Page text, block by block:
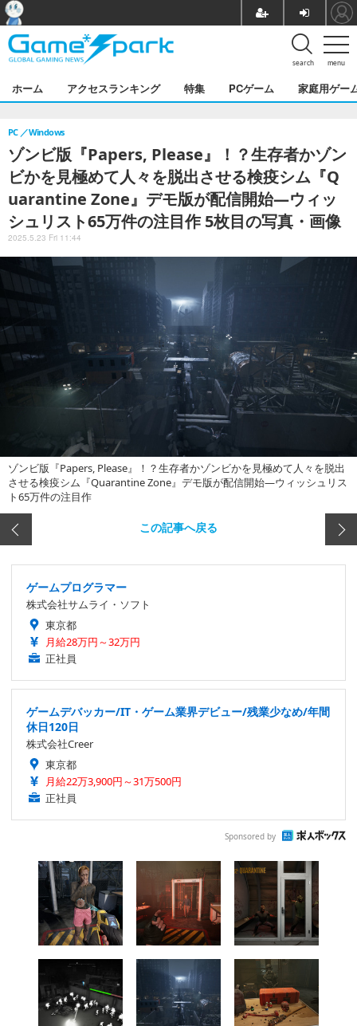
menu
search
ホーム アクセスランキング 特集 PCゲーム 家庭用ゲー
ゾンビ版『Papers, Please』！？生存者かゾン
ビかを見極めて人々を脱出させる検疫シム『Q
uarantine Zone』デモ版が配信開始―ウィッ
シュリスト65万件の注目作 5枚目の写真・画像
PC Windows
2025.5.23 Fri 11:44
ゾンビ版『Papers, Please』！？生存者かゾンビかを見極めて人々を脱出
させる検疫シム『Quarantine Zone』デモ版が配信開始―ウィッシュリス
ト65万件の注目作
この記事へ戻る
ゲームプログラマー
株式会社サムライ・ソフト
東京都
月給28万円～32万円
正社員
ゲームデバッカー/IT・ゲーム業界デビュー/残業少なめ/年間
休日120日
株式会社Creer
東京都
月給22万3,900円～31万500円
正社員
Sponsored by